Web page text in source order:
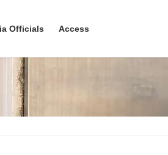
Officials Access